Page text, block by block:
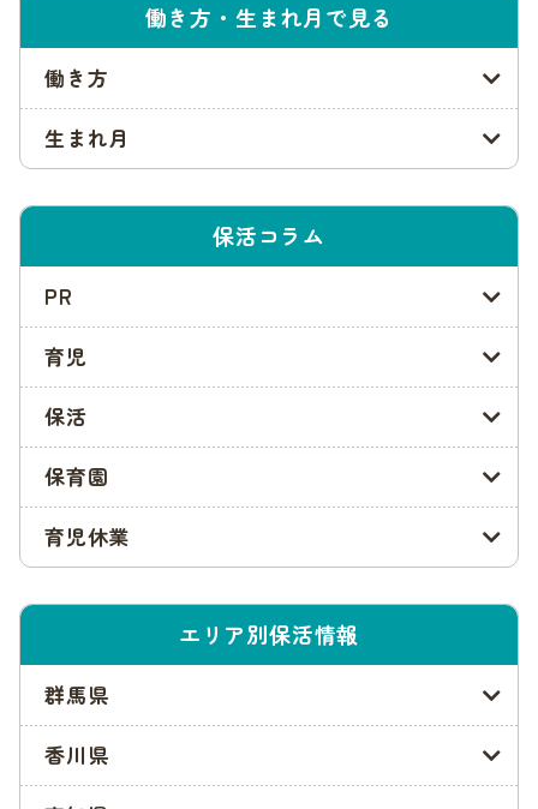
推奨されています。普通郵便での郵便事故で、入園申込み書の
到着が確認できない場合の責任は、提出者にあります。
申込み書がきちんと到着していることを確認するためにも、特
定記録郵便、もしくは簡易書留で送りましょう。
世田谷区の入園申込み時の必要書類
世田谷区の入園申込みをするにあたり、必要な書類は以下の通
りです。
保育所等入園(転園)申込書兼教育・保育給付認定申請書
ちらも確認しておきましょう。
区立保育園等延長保育申込書
保育料を決定するための税書類
世田谷区転入を証明するための書類
参照:世田谷区|保育のご案内(令和3年9月発行)
世田谷区の保育課情報
働き方・生まれ月で見る
働き方
生まれ月
保活コラム
PR
育児
保活
保育園
育児休業
エリア別保活情報
群馬県
香川県